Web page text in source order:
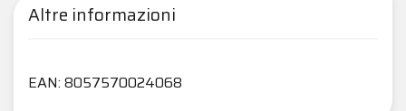
Altre informazioni
EAN: 8057570024068